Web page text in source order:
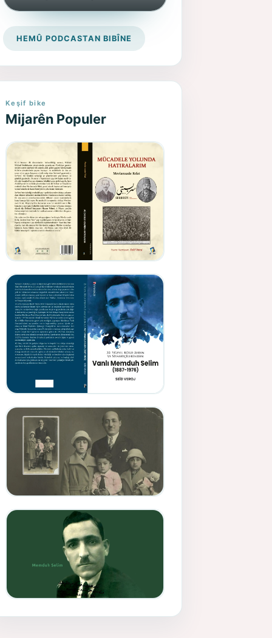
HEMÛ PODCASTAN BIBÎNE
Keşif bike
Mijarên Populer
Gazeteci, Yazar, Hukukçu ve
Siyasetçi Kimliğiyle
Mevlanzade Rıfat - Seîd
Veroj
Memduh Selîmê Wanî (1887-
1876)
Mihemed Mîhrî Hîlav ji
afirênerên rewşenbîriya
Memduh Selim ve Xoybûn